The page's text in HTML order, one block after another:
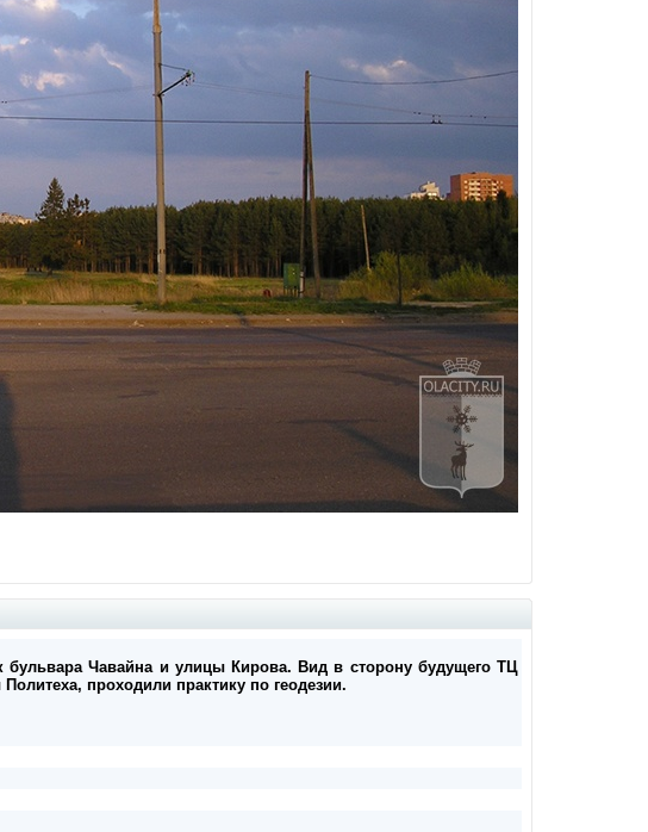
бульвара Чавайна и улицы Кирова. Вид в сторону будущего ТЦ
проходили практику по геодезии.